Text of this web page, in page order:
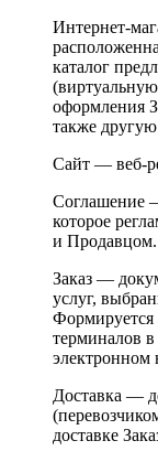
Интернет-
каталог
оформления
также
Сайт — веб-
Соглашение
которое
и Продавцом.
Заказ —
услуг,
Формируется
терминалов
электронном
Доставка —
доставке